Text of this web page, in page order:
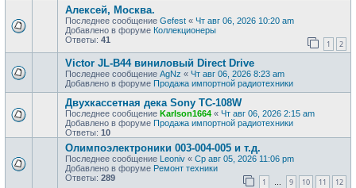
Алексей, Москва.
Последнее сообщение Gefest « Чт авг 06, 2026 10:20 am
Добавлено в форуме Коллекционеры
Ответы: 41 1 2
Victor JL-B44 виниловый Direct Drive
Последнее сообщение AgNz « Чт авг 06, 2026 8:23 am
Добавлено в форуме Продажа импортной радиотехники
Двухкассетная дека Sony TC-108W
Последнее сообщение Karlson1664 « Чт авг 06, 2026 2:15 am
Добавлено в форуме Продажа импортной радиотехники
Ответы: 10
Олимпоэлектроники 003-004-005 и т.д.
Последнее сообщение Leoniv « Ср авг 05, 2026 11:06 pm
Добавлено в форуме Ремонт техники
Ответы: 289 1 9 10 11 12